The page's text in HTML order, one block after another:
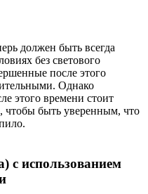
должен быть всегда
без светового
после этого
Однако
этого времени стоит
чтобы быть уверенным, что
с использованием